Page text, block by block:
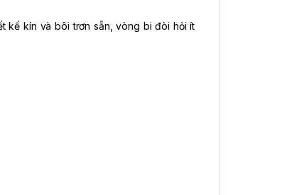
kế kín và bôi trơn sẵn, vòng bi đòi hỏi ít